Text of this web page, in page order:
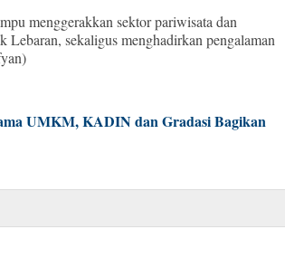
menggerakkan sektor pariwisata dan
sekaligus menghadirkan pengalaman
UMKM, KADIN dan Gradasi Bagikan